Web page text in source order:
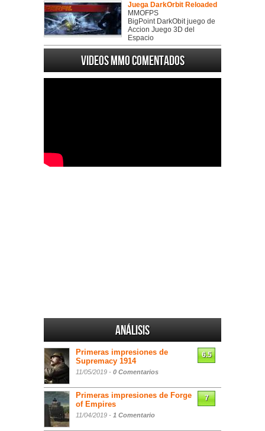
Juega DarkOrbit Reloaded
MMOFPS
BigPoint DarkObit juego de
Accion Juego 3D del
Espacio
Videos MMO Comentados
Análisis
Primeras impresiones de
Supremacy 1914
11/05/2019 - 0 Comentarios
6.5
Primeras impresiones de Forge
of Empires
11/04/2019 - 1 Comentario
7